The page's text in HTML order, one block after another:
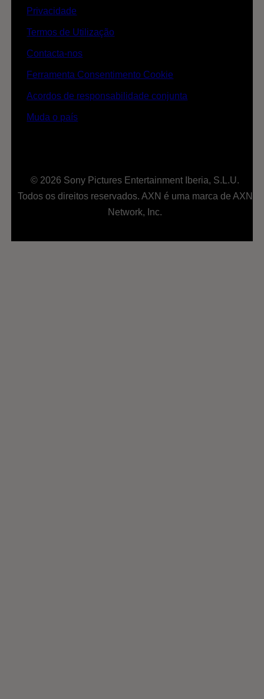
Privacidade
Termos de Utilização
Contacta-nos
Ferramenta Consentimento Cookie
Acordos de responsabilidade conjunta
Muda o país
© 2026 Sony Pictures Entertainment Iberia, S.L.U.
Todos os direitos reservados. AXN é uma marca de AXN
Network, Inc.